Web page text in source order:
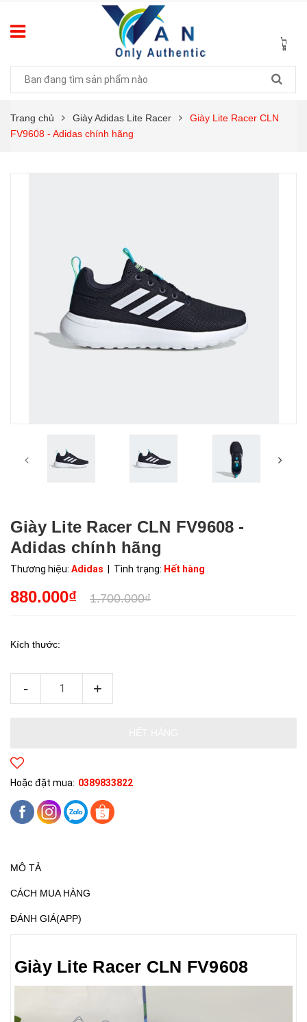
Trang chủ Giày Adidas Lite Racer
Giày Lite Racer CLN
FV9608 - Adidas chính hãng
Giày Lite Racer CLN FV9608 -
Adidas chính hãng
Thương hiệu: Adidas | Tình trạng: Hết hàng
880.000₫ 1.700.000₫
Kích thước:
- +
Hoặc đặt mua: 0389833822
MÔ TẢ
CÁCH MUA HÀNG
ĐÁNH GIÁ(APP)
Giày Lite Racer CLN FV9608